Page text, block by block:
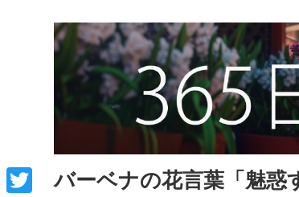
バーベナの花言葉「魅惑